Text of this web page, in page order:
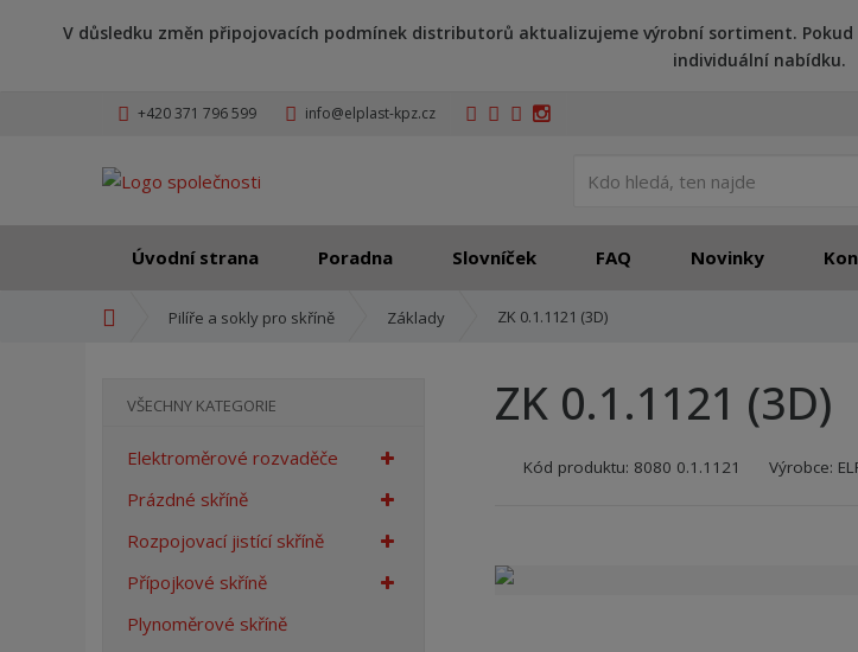
V důsledku změn připojovacích podmínek distributorů aktualizujeme výrobní sortiment.
individuální nabídku.
+420 371 796 599 info@elplast-kpz.cz
Úvodní strana Poradna Slovníček FAQ Novinky
Pilíře a sokly pro skříně Základy ZK 0.1.1121 (3D)
ZK 0.1.1121 (3D)
Kód produktu: 8080 0.1.1121 Kód
Kód
Výrobce:
VŠECHNY KATEGORIE
Elektroměrové rozvaděče
Prázdné skříně
Rozpojovací jistící skříně
Přípojkové skříně
Plynoměrové skříně